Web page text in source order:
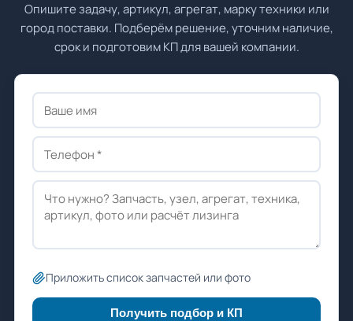
Опишите задачу, артикул, агрегат, марку техники или
город поставки. Подберём решение, уточним наличие,
срок и подготовим КП для вашей компании.
Приложить список запчастей или фото
Получить подбор и КП